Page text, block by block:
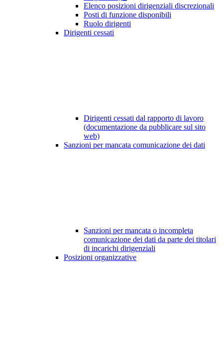
Elenco posizioni dirigenziali discrezionali
Posti di funzione disponibili
Ruolo dirigenti
Dirigenti cessati
Dirigenti cessati dal rapporto di lavoro
(documentazione da pubblicare sul sito
web)
Sanzioni per mancata comunicazione dei dati
Sanzioni per mancata o incompleta
comunicazione dei dati da parte dei titolari
di incarichi dirigenziali
Posizioni organizzative